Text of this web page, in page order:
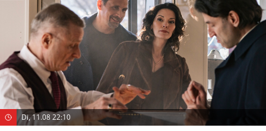
Di, 11.08 22:10